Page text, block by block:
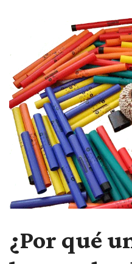
¿Por qué